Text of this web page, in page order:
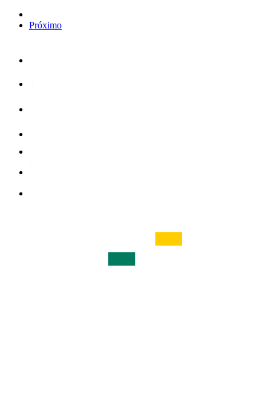
Próximo